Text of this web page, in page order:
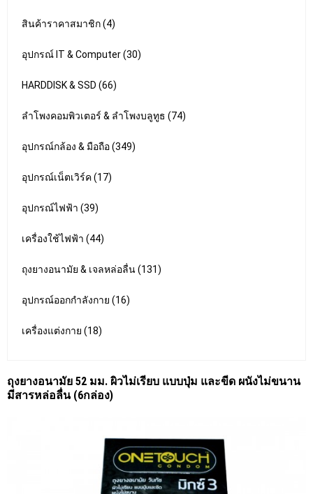
สินค้าราคาสมาชิก (4)
อุปกรณ์ IT & Computer (30)
HARDDISK & SSD (66)
ลำโพงคอมพิวเตอร์ & ลำโพงบลูทูธ (74)
อุปกรณ์กล้อง & มือถือ (349)
อุปกรณ์เน็ตเวิร์ค (17)
อุปกรณ์ไฟฟ้า (39)
เครื่องใช้ไฟฟ้า (44)
ถุงยางอนามัย & เจลหล่อลื่น (131)
อุปกรณ์ออกกำลังกาย (16)
เครื่องแต่งกาย (18)
ถุงยางอนามัย 52 มม. ผิวไม่เรียบ แบบปุ่ม และขีด ผนังไม่ขนาน
มีสารหล่อลื่น (6กล่อง)